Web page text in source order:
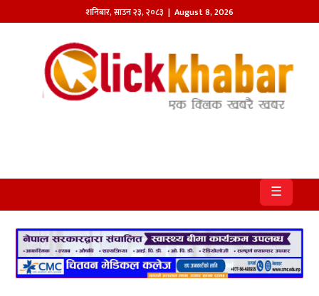
शनिबार,साउन२३,२०८३ | August 8, 2026
होमपेज
पत्रिका
सम्पादकीय
राजनीति
☰